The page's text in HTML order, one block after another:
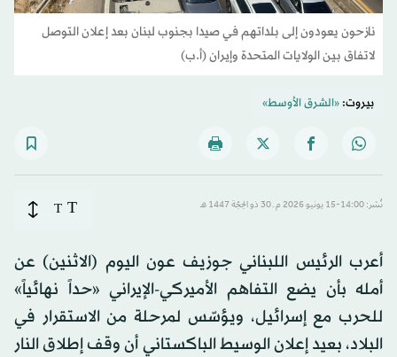
نازحون يعودون إلى بلداتهم في صيدا بجنوب لبنان بعد إعلان التوصل
لاتفاق بين الولايات المتحدة وإيران (أ.ب)
بيروت:«الشرق الأوسط»
نُشر: 14:00-15 يونيو 2026 م ـ 30 ذو الحِجّة 1447 هـ T
T
أعرب الرئيس اللبناني جوزيف عون اليوم (الاثنين) عن
أمله بأن يضع التفاهم الأميركي-الإيراني «حداً نهائياً»
للحرب مع إسرائيل، ويؤسّس لمرحلة من الاستقرار في
البلاد، بعيد إعلان الوسيط الباكستاني أن وقف إطلاق النار